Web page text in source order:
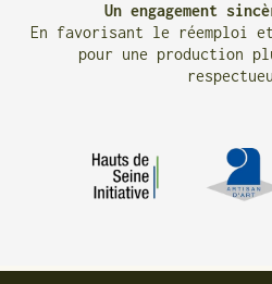
Un engagement
En favorisant le réemploi
pour une production